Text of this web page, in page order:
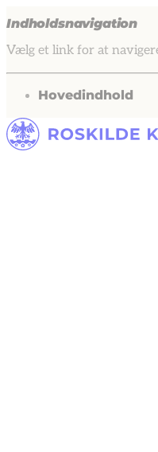
Indholdsnavigation
Vælg et link for at
gå til
Hovedindhold